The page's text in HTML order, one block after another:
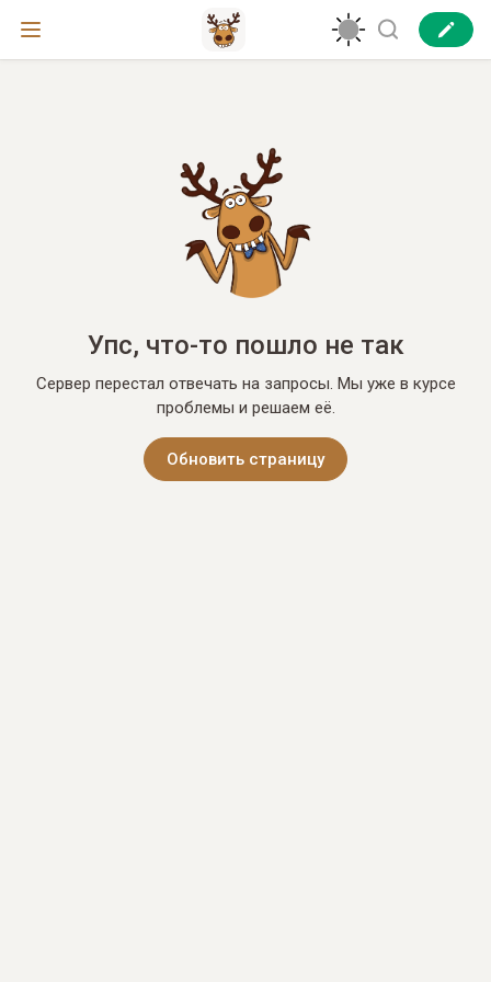
Упс, что-то пошло не так
Сервер перестал отвечать на запросы. Мы уже в курсе
проблемы и решаем её.
Обновить страницу